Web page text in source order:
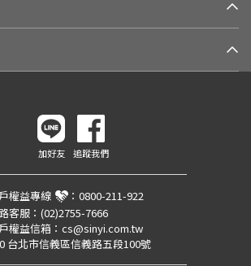
加好友 追蹤我們
權益專線 ： 0800-211-922
客服： (02)2755-7666
權益信箱： cs@sinyi.com.tw
台北市信義區信義路五段100號